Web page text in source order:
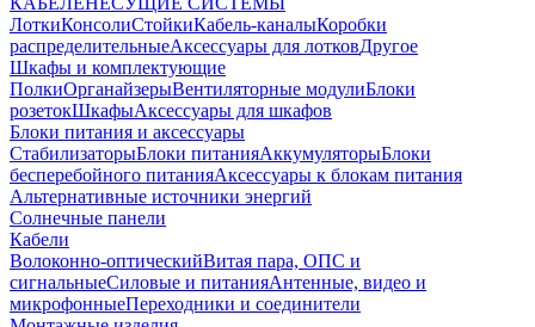
ЛоткиКонсолиСтойкиКабель-каналыКоробки
распределительныеАксессуары для лотковДругое
Шкафы и комплектующие
ПолкиОрганайзерыВентиляторные модулиБлоки
розетокШкафыАксессуары для шкафов
Блоки питания и аксессуары
СтабилизаторыБлоки питанияАккумуляторыБлоки
бесперебойного питанияАксессуары к блокам питания
Альтернативные источники энергий
Солнечные панели
Кабели
Волоконно-оптическийВитая пара, ОПС и
сигнальныеСиловые и питанияАнтенные, видео и
микрофонныеПереходники и соединители